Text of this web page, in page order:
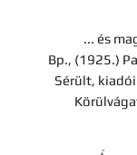
... és
Bp., (1925.)
Sérült,